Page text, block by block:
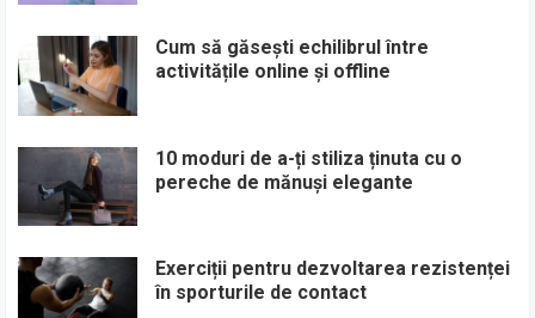
Cum să găsești echilibrul între
activitățile online și offline
10 moduri de a-ți stiliza ținuta cu o
pereche de mănuși elegante
Exerciții pentru dezvoltarea rezistenței
în sporturile de contact